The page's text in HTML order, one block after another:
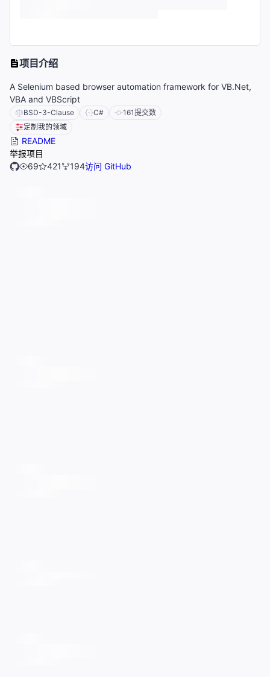
项目介绍
A Selenium based browser automation framework for VB.Net,
VBA and VBScript
BSD-3-Clause C# 161提交数
定制我的领域
README
举报项目
69
421 194访问 GitHub